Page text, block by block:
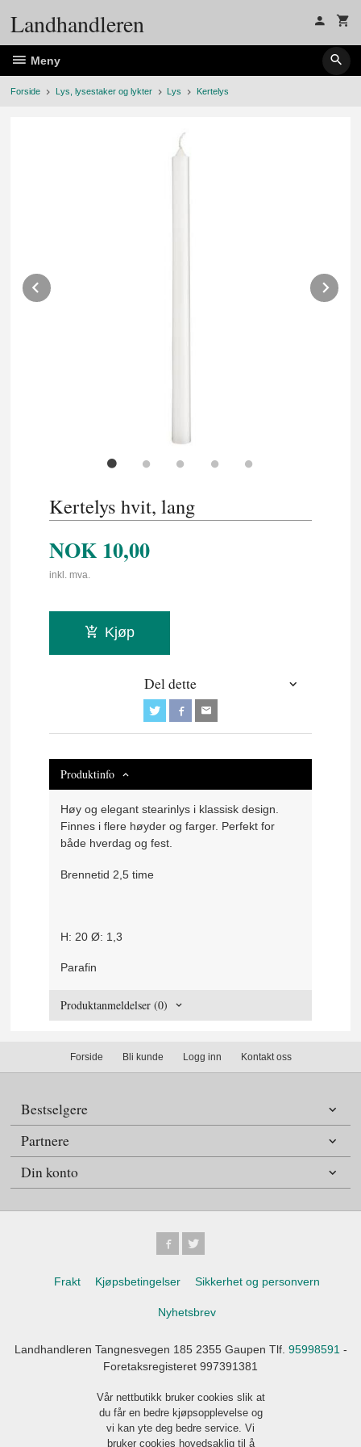
Landhandleren
Meny
Forside Lys, lysestaker og lykter Lys Kertelys
Prev
Kertelys hvit, lang
NOK 10,00
inkl. mva.
Kjøp
Del dette
Produktinfo
Høy og elegant stearinlys i klassisk design.
Finnes i flere høyder og farger. Perfekt for
både hverdag og fest.
Brennetid 2,5 time
H: 20 Ø: 1,3
Parafin
Produktanmeldelser (0)
Forside Bli kunde Logg inn Kontakt oss
Bestselgere
Partnere
Din konto
Frakt Kjøpsbetingelser Sikkerhet og personvern
Nyhetsbrev
Landhandleren Tangnesvegen 185 2355 Gaupen Tlf. 95998591-
Foretaksregisteret 997391381
Vår nettbutikk bruker cookies slik at
du får en bedre kjøpsopplevelse og
vi kan yte deg bedre service. Vi
bruker cookies hovedsaklig til å